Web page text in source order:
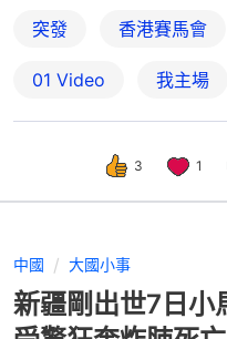
突發 香港賽馬會
01 Video 我主場
3 1
中國 大國小事
新疆剛出世7日